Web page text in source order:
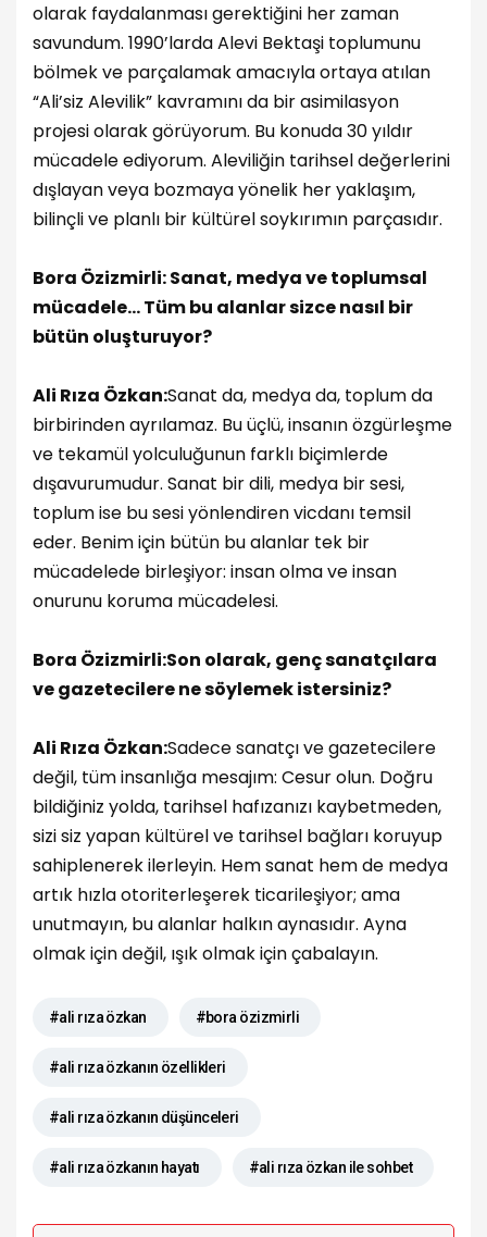
olarak faydalanması gerektiğini her zaman
savundum. 1990’larda Alevi Bektaşi toplumunu
bölmek ve parçalamak amacıyla ortaya atılan
“Ali’siz Alevilik” kavramını da bir asimilasyon
projesi olarak görüyorum. Bu konuda 30 yıldır
mücadele ediyorum. Aleviliğin tarihsel değerlerini
dışlayan veya bozmaya yönelik her yaklaşım,
bilinçli ve planlı bir kültürel soykırımın parçasıdır.
Bora Özizmirli: Sanat, medya ve toplumsal
mücadele… Tüm bu alanlar sizce nasıl bir
bütün oluşturuyor?
Ali Rıza Özkan:Sanat da, medya da, toplum da
birbirinden ayrılamaz. Bu üçlü, insanın özgürleşme
ve tekamül yolculuğunun farklı biçimlerde
dışavurumudur. Sanat bir dili, medya bir sesi,
toplum ise bu sesi yönlendiren vicdanı temsil
eder. Benim için bütün bu alanlar tek bir
mücadelede birleşiyor: insan olma ve insan
onurunu koruma mücadelesi.
Bora Özizmirli:Son olarak, genç sanatçılara
ve gazetecilere ne söylemek istersiniz?
Ali Rıza Özkan:Sadece sanatçı ve gazetecilere
değil, tüm insanlığa mesajım: Cesur olun. Doğru
bildiğiniz yolda, tarihsel hafızanızı kaybetmeden,
sizi siz yapan kültürel ve tarihsel bağları koruyup
sahiplenerek ilerleyin. Hem sanat hem de medya
artık hızla otoriterleşerek ticarileşiyor; ama
unutmayın, bu alanlar halkın aynasıdır. Ayna
olmak için değil, ışık olmak için çabalayın.
#ali rıza özkan #bora özizmirli
#ali rıza özkanın özellikleri
#ali rıza özkanın düşünceleri
#ali rıza özkanın hayatı #ali rıza özkan ile sohbet